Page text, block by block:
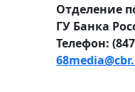
Отделение
ГУ Банка
Телефон: